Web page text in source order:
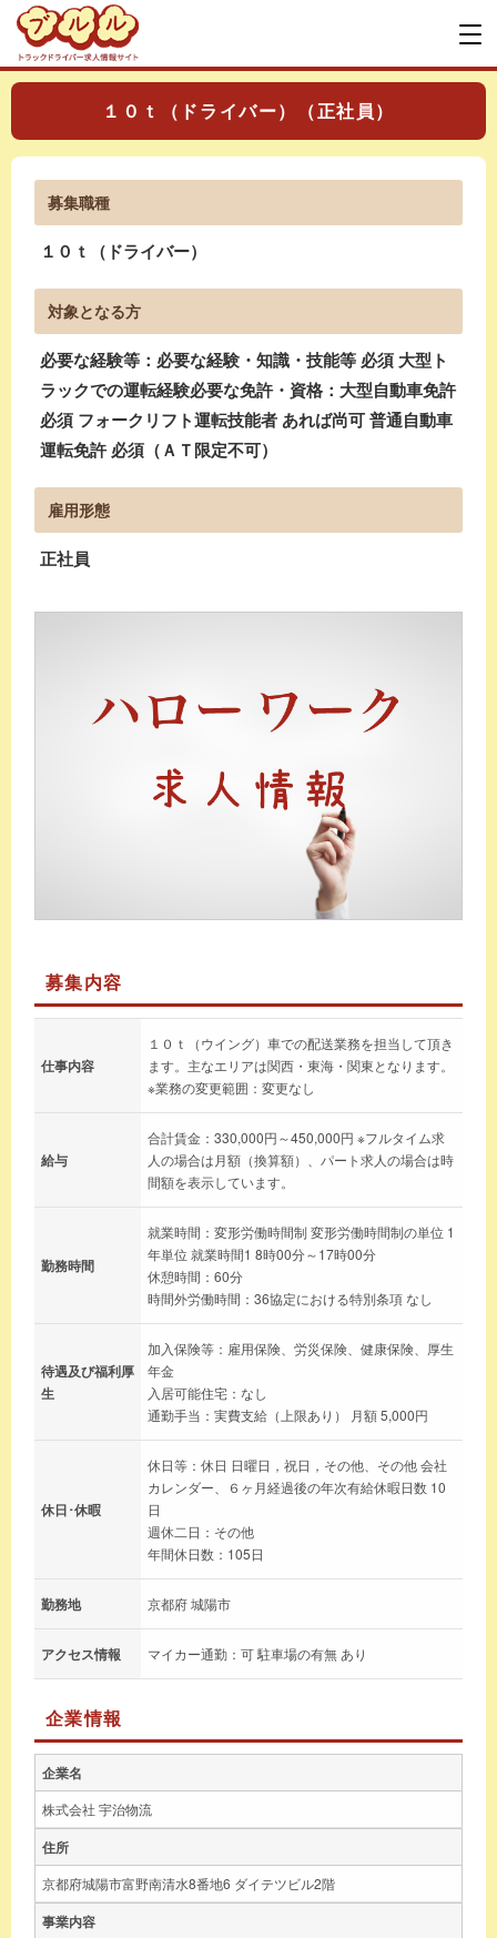
１０ｔ（ドライバー）（正社員）
募集職種
１０ｔ（ドライバー）
対象となる方
必要な経験等：必要な経験・知識・技能等 必須 大型ト
ラックでの運転経験必要な免許・資格：大型自動車免許
必須 フォークリフト運転技能者 あれば尚可 普通自動車
運転免許 必須（ＡＴ限定不可）
雇用形態
正社員
募集内容
仕事内容
１０ｔ（ウイング）車での配送業務を担当して頂き
ます。主なエリアは関西・東海・関東となります。
※業務の変更範囲：変更なし
給与
合計賃金：330,000円～450,000円 ※フルタイム求
人の場合は月額（換算額）、パート求人の場合は時
間額を表示しています。
勤務時間
就業時間：変形労働時間制 変形労働時間制の単位 1
年単位 就業時間1 8時00分～17時00分
休憩時間：60分
時間外労働時間：36協定における特別条項 なし
待遇及び福利厚
生
加入保険等：雇用保険、労災保険、健康保険、厚生
年金
入居可能住宅：なし
通勤手当：実費支給（上限あり） 月額 5,000円
休日･休暇
休日等：休日 日曜日，祝日，その他、その他 会社
カレンダー、６ヶ月経過後の年次有給休暇日数 10
日
週休二日：その他
年間休日数：105日
勤務地 京都府 城陽市
アクセス情報 マイカー通勤：可 駐車場の有無 あり
企業情報
企業名
株式会社 宇治物流
住所
京都府城陽市富野南清水8番地6 ダイテツビル2階
事業内容